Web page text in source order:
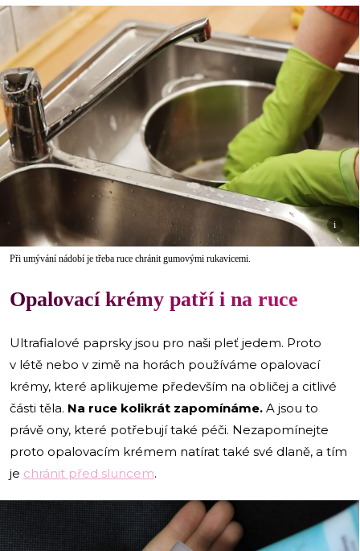
i
Při umývání nádobí je třeba ruce chránit gumovými rukavicemi.
Opalovací krémy patří i na ruce
Ultrafialové paprsky jsou pro naši pleť jedem. Proto
v létě nebo v zimě na horách používáme opalovací
krémy, které aplikujeme především na obličej a citlivé
části těla. Na ruce kolikrát zapomínáme. A jsou to
právě ony, které potřebují také péči. Nezapomínejte
proto opalovacím krémem natírat také své dlaně, a tím
je chránit před sluncem.